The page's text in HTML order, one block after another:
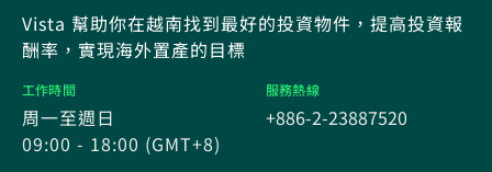
Vista 幫助你在越南找到最好的投資物件，提高投資報
酬率，實現海外置產的目標
工作時間
周一至週日
09:00 - 18:00 (GMT+8)
服務熱線
+886-2-23887520